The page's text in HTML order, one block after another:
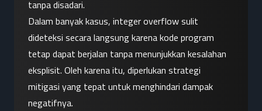
tanpa disadari.
Dalam banyak kasus, integer overflow sulit
dideteksi secara langsung karena kode program
tetap dapat berjalan tanpa menunjukkan kesalahan
eksplisit. Oleh karena itu, diperlukan strategi
mitigasi yang tepat untuk menghindari dampak
negatifnya.